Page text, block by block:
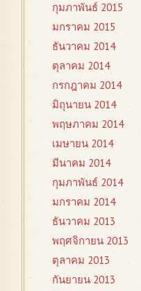
กุมภาพันธ์ 2015
มกราคม 2015
ธันวาคม 2014
ตุลาคม 2014
กรกฎาคม 2014
มิถุนายน 2014
พฤษภาคม 2014
เมษายน 2014
มีนาคม 2014
กุมภาพันธ์ 2014
มกราคม 2014
ธันวาคม 2013
พฤศจิกายน 2013
ตุลาคม 2013
กันยายน 2013